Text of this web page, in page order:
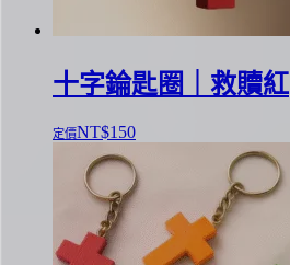
十字錀匙圈｜救贖紅
NT$150